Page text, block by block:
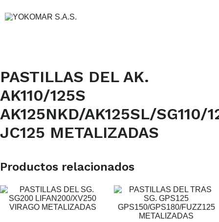
PASTILLAS DEL AK.
AK110/125S
AK125NKD/AK125SL/SG110/
JC125 METALIZADAS
Productos relacionados